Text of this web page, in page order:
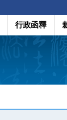
行政函釋